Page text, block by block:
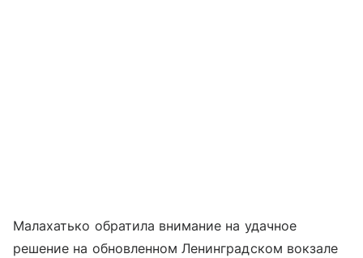
Малахатько обратила внимание на удачное
решение на обновленном Ленинградском вокзале